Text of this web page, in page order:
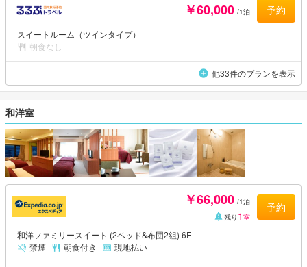
￥60,000 /1泊 予約
スイートルーム（ツインタイプ）
朝食なし
他33件のプランを表示
和洋室
￥66,000 /1泊
残り 1 室
予約
和洋ファミリースイート (2ベッド&布団2組) 6F
禁煙
朝食付き 現地払い